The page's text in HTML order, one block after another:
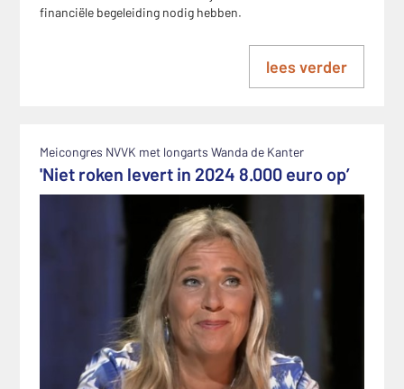
financiële begeleiding nodig hebben.
lees verder
Meicongres NVVK met longarts Wanda de Kanter
'Niet roken levert in 2024 8.000 euro op’